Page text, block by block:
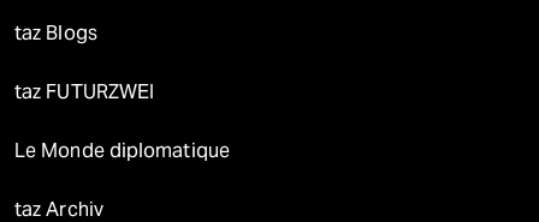
taz Blogs
taz FUTURZWEI
Le Monde diplomatique
taz Archiv